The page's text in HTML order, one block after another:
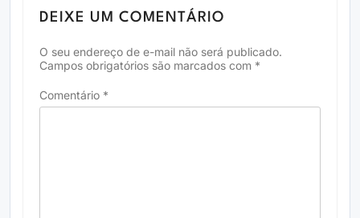
DEIXE UM COMENTÁRIO
O seu endereço de e-mail não será publicado.
Campos obrigatórios são marcados com *
Comentário *